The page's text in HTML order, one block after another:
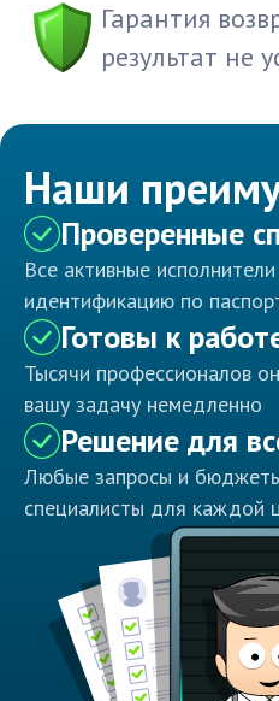
Гарантия
результат не
Наши
Проверенные
Все активные
идентификацию по
Готовы к
Тысячи профессионалов
вашу задачу немедленно
Решение для
Любые запросы и
специалисты для каждой